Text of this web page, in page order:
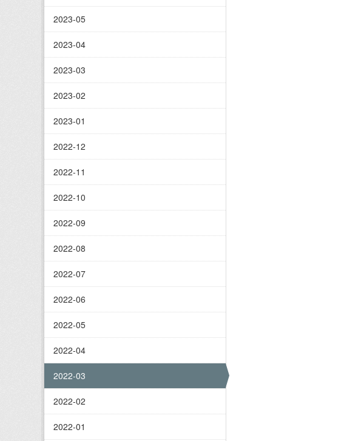
2023-05
2023-04
2023-03
2023-02
2023-01
2022-12
2022-11
2022-10
2022-09
2022-08
2022-07
2022-06
2022-05
2022-04
2022-03
2022-02
2022-01